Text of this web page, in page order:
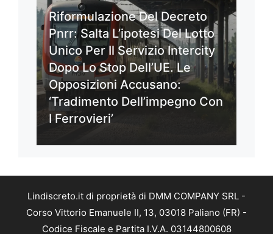
Riformulazione Del Decreto
Pnrr: Salta L’ipotesi Del Lotto
Unico Per Il Servizio Intercity
Dopo Lo Stop Dell’UE. Le
Opposizioni Accusano:
‘Tradimento Dell’impegno Con
I Ferrovieri’
Lindiscreto.it di proprietà di DMM COMPANY SRL -
Corso Vittorio Emanuele II, 13, 03018 Paliano (FR) -
Codice Fiscale e Partita I.V.A. 03144800608